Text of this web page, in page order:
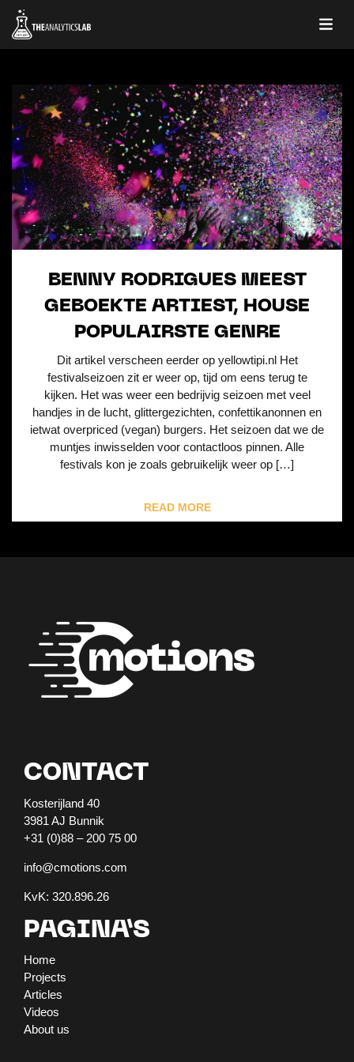
BENNY RODRIGUES MEEST
GEBOEKTE ARTIEST, HOUSE
POPULAIRSTE GENRE
Dit artikel verscheen eerder op yellowtipi.nl Het
festivalseizoen zit er weer op, tijd om eens terug te
kijken. Het was weer een bedrijvig seizoen met veel
handjes in de lucht, glittergezichten, confettikanonnen en
ietwat overpriced (vegan) burgers. Het seizoen dat we de
muntjes inwisselden voor contactloos pinnen. Alle
festivals kon je zoals gebruikelijk weer op […]
READ MORE
CONTACT
Kosterijland 40
3981 AJ Bunnik
+31 (0)88 – 200 75 00
info@cmotions.com
KvK: 320.896.26
PAGINA’S
Home
Projects
Articles
Videos
About us